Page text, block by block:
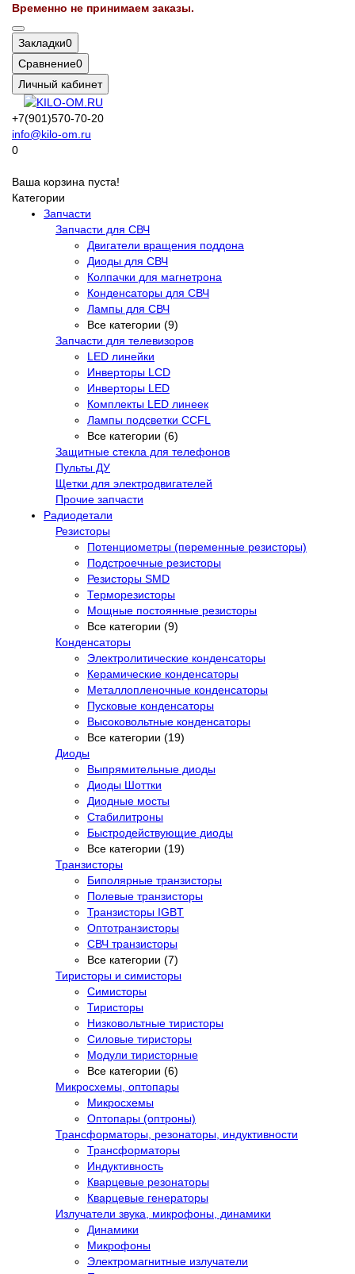
Временно не принимаем заказы.
Закладки0
Сравнение0
Личный кабинет
+7(901)570-70-20
info@kilo-om.ru
0
Ваша корзина пуста!
Категории
Запчасти
Запчасти для СВЧ
Двигатели вращения поддона
Диоды для СВЧ
Колпачки для магнетрона
Конденсаторы для СВЧ
Лампы для СВЧ
Все категории (9)
Запчасти для телевизоров
LED линейки
Инверторы LCD
Инверторы LED
Комплекты LED линеек
Лампы подсветки CCFL
Все категории (6)
Защитные стекла для телефонов
Пульты ДУ
Щетки для электродвигателей
Прочие запчасти
Радиодетали
Резисторы
Потенциометры (переменные резисторы)
Подстроечные резисторы
Резисторы SMD
Терморезисторы
Мощные постоянные резисторы
Все категории (9)
Конденсаторы
Электролитические конденсаторы
Керамические конденсаторы
Металлопленочные конденсаторы
Пусковые конденсаторы
Высоковольтные конденсаторы
Все категории (19)
Диоды
Выпрямительные диоды
Диоды Шоттки
Диодные мосты
Стабилитроны
Быстродействующие диоды
Все категории (19)
Транзисторы
Биполярные транзисторы
Полевые транзисторы
Транзисторы IGBT
Оптотранзисторы
СВЧ транзисторы
Все категории (7)
Тиристоры и симисторы
Симисторы
Тиристоры
Низковольтные тиристоры
Силовые тиристоры
Модули тиристорные
Все категории (6)
Микросхемы, оптопары
Микросхемы
Оптопары (оптроны)
Трансформаторы, резонаторы, индуктивности
Трансформаторы
Индуктивность
Кварцевые резонаторы
Кварцевые генераторы
Излучатели звука, микрофоны, динамики
Динамики
Микрофоны
Электромагнитные излучатели